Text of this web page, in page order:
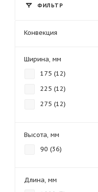
ФИЛЬТР
Конвекция
Ширина, мм
175 (12)
225 (12)
275 (12)
Высота, мм
90 (36)
Длина, мм